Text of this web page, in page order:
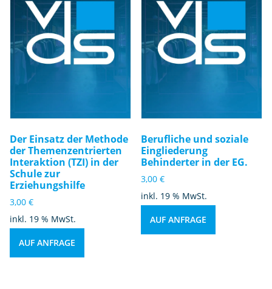
Der Einsatz der Methode
der Themenzentrierten
Interaktion (TZI) in der
Schule zur
Erziehungshilfe
3,00 €
inkl. 19 % MwSt.
AUF ANFRAGE
Berufliche und soziale
Eingliederung
Behinderter in der EG.
3,00€
inkl. 19 % MwSt.
AUF ANFRAGE